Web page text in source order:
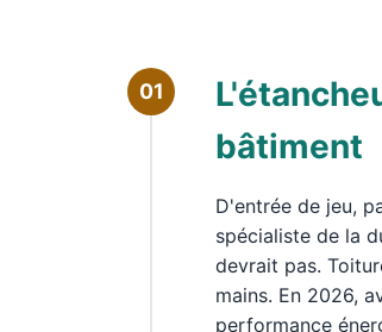
01
bâtiment
D'entrée de jeu,
spécialiste de la
devrait pas.
mains. En 2026,
performance